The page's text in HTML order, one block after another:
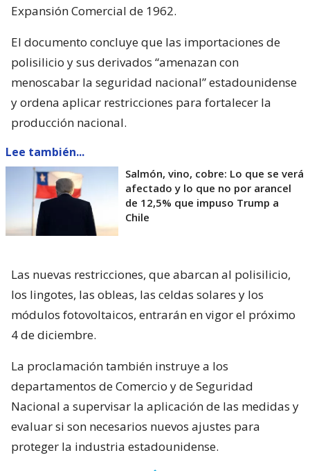
Expansión Comercial de 1962.
El documento concluye que las importaciones de
polisilicio y sus derivados “amenazan con
menoscabar la seguridad nacional” estadounidense
y ordena aplicar restricciones para fortalecer la
producción nacional.
Lee también...
Salmón, vino, cobre: Lo que se verá
afectado y lo que no por arancel
de 12,5% que impuso Trump a
Chile
Las nuevas restricciones, que abarcan al polisilicio,
los lingotes, las obleas, las celdas solares y los
módulos fotovoltaicos, entrarán en vigor el próximo
4 de diciembre.
La proclamación también instruye a los
departamentos de Comercio y de Seguridad
Nacional a supervisar la aplicación de las medidas y
evaluar si son necesarios nuevos ajustes para
proteger la industria estadounidense.